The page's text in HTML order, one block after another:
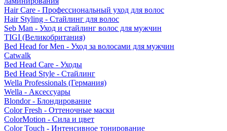
Hair Care - Профессиональный уход для волос
Hair Styling - Стайлинг для волос
Seb Man - Уход и стайлинг волос для мужчин
TIGI (Великобритания)
Bed Head for Men - Уход за волосами для мужчин
Catwalk
Bed Head Care - Уходы
Bed Head Style - Стайлинг
Wella Professionals (Германия)
Wella - Аксессуары
Blondor - Блондирование
Color Fresh - Оттеночные маски
ColorMotion - Сила и цвет
Color Touch - Интенсивное тонирование